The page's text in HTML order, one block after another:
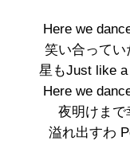
Here we
笑い合ってい
星もJust like a
Here we
夜明けまで
溢れ出すわ